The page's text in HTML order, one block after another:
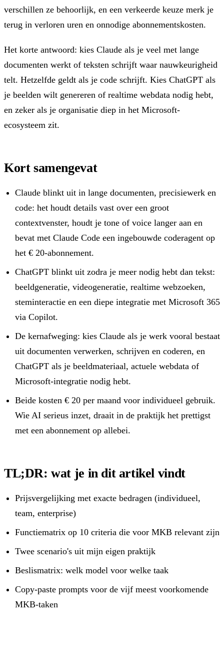
verschillen ze behoorlijk, en een verkeerde keuze merk je
terug in verloren uren en onnodige abonnementskosten.
Het korte antwoord: kies Claude als je veel met lange
documenten werkt of teksten schrijft waar nauwkeurigheid
telt. Hetzelfde geldt als je code schrijft. Kies ChatGPT als
je beelden wilt genereren of realtime webdata nodig hebt,
en zeker als je organisatie diep in het Microsoft-
ecosysteem zit.
Kort samengevat
Claude blinkt uit in lange documenten, precisiewerk en
code: het houdt details vast over een groot
contextvenster, houdt je tone of voice langer aan en
bevat met Claude Code een ingebouwde coderagent op
het € 20-abonnement.
ChatGPT blinkt uit zodra je meer nodig hebt dan tekst:
beeldgeneratie, videogeneratie, realtime webzoeken,
steminteractie en een diepe integratie met Microsoft 365
via Copilot.
De kernafweging: kies Claude als je werk vooral bestaat
uit documenten verwerken, schrijven en coderen, en
ChatGPT als je beeldmateriaal, actuele webdata of
Microsoft-integratie nodig hebt.
Beide kosten € 20 per maand voor individueel gebruik.
Wie AI serieus inzet, draait in de praktijk het prettigst
met een abonnement op allebei.
TL;DR: wat je in dit artikel vindt
Prijsvergelijking met exacte bedragen (individueel,
team, enterprise)
Functiematrix op 10 criteria die voor MKB relevant zijn
Twee scenario's uit mijn eigen praktijk
Beslismatrix: welk model voor welke taak
Copy-paste prompts voor de vijf meest voorkomende
MKB-taken